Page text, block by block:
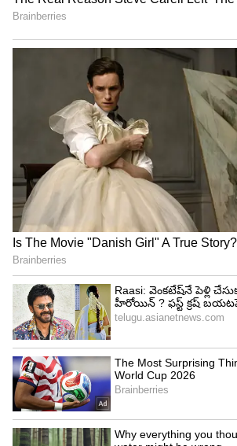
గిన్నెలు తోమడానికి ప్రధానంగా
మిగిలిపోయిన జిడ్డు, ఆహార
రుద్దుతారు. ఇసుకలో ఉండే గరుకుదనం
nature) వల్ల పాత్రలకు పట్టిన ఎంతటి
అయినా వదిలిపోతుంది.
4
5